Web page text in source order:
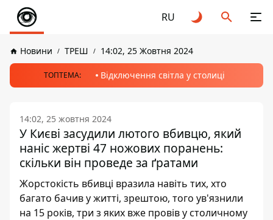
RU
Новини ТРЕШ 14:02, 25 Жовтня 2024
ТОПТЕМА: Відключення світла у столиці
14:02, 25 жовтня 2024
У Києві засудили лютого вбивцю, який
наніс жертві 47 ножових поранень:
скільки він проведе за ґратами
Жорстокість вбивці вразила навіть тих, хто
багато бачив у житті, зрештою, того ув'язнили
на 15 років, три з яких вже провів у столичному